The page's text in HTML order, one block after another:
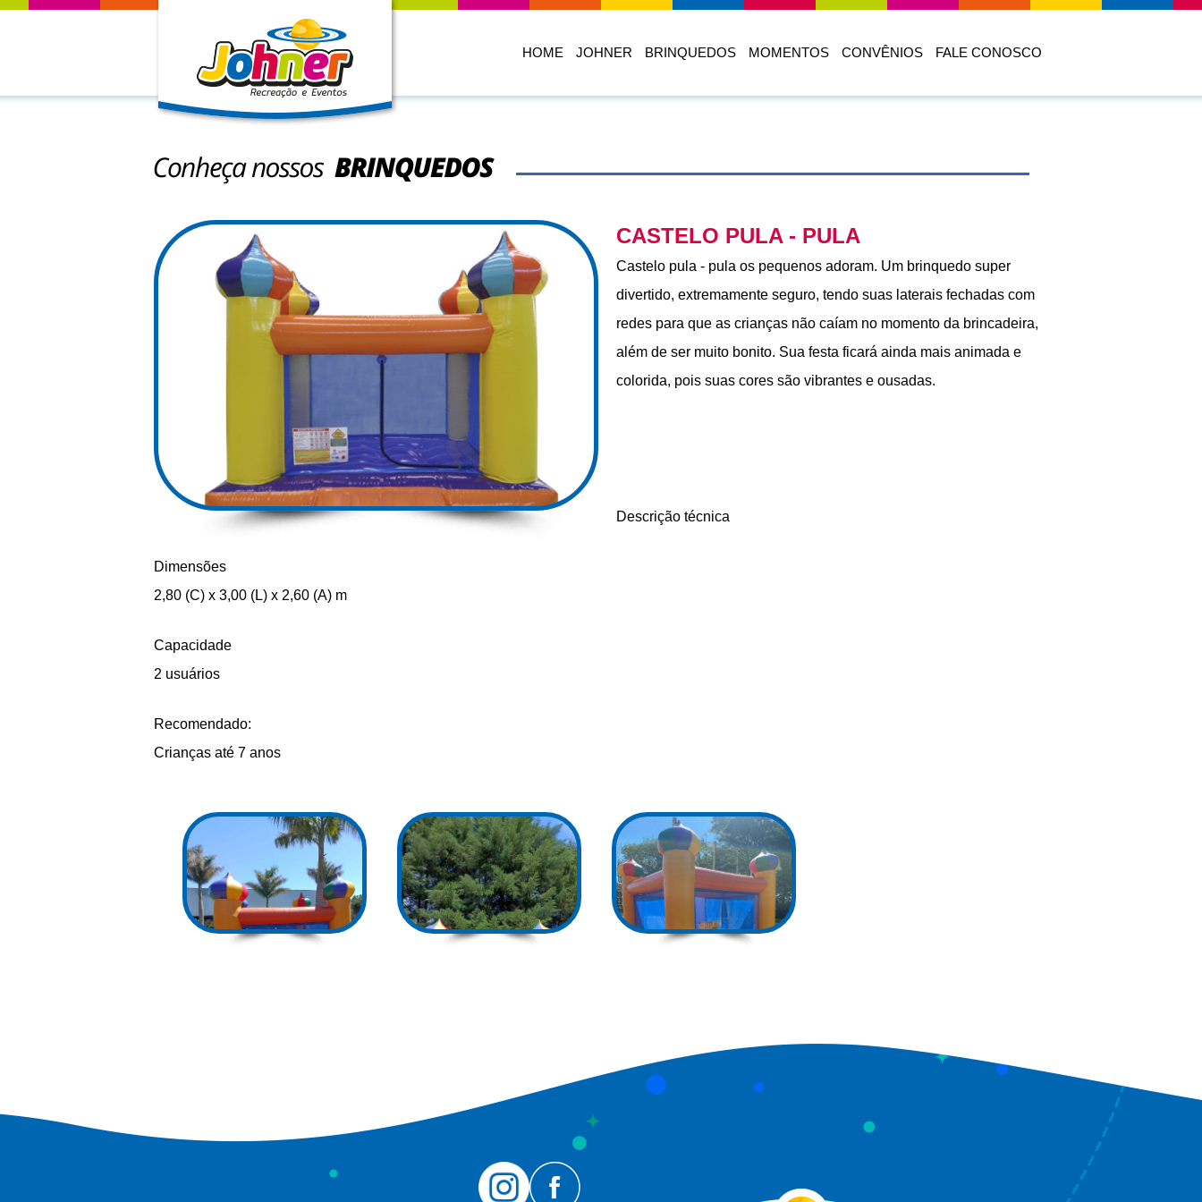
HOME JOHNER BRINQUEDOS MOMENTOS CONVÊNIOS FALE CONOSCO
Conheça nossos Brinquedos CASTELO PULA - PULA
Castelo pula - pula os pequenos adoram. Um brinquedo super
divertido, extremamente seguro, tendo suas laterais fechadas com
redes para que as crianças não caíam no momento da brincadeira,
além de ser muito bonito. Sua festa ficará ainda mais animada e
colorida, pois suas cores são vibrantes e ousadas.
Descrição técnica
Dimensões
2,80 (C) x 3,00 (L) x 2,60 (A) m
Capacidade
2 usuários
Recomendado:
Crianças até 7 anos